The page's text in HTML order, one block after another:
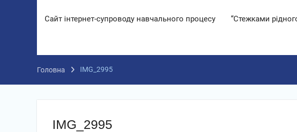
Сайт інтернет-супроводу навчального процесу “Стежками
Головна IMG_2995
IMG_2995